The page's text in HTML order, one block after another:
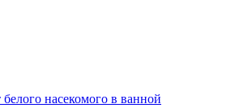
белого насекомого в ванной